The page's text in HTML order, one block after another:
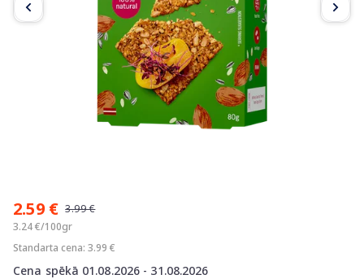
2.59 € 3.99 €
3.24 €/100gr
Standarta cena: 3.99 €
Cena spēkā 01.08.2026 - 31.08.2026